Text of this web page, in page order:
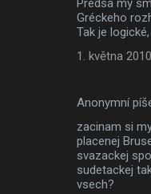
Gréckeho
Tak je
1. května
Anonymní
zacinam si
placenej
svazackej
sudetackej
vsech?